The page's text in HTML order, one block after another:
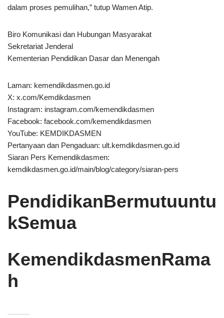
dalam proses pemulihan,” tutup Wamen Atip.
Biro Komunikasi dan Hubungan Masyarakat
Sekretariat Jenderal
Kementerian Pendidikan Dasar dan Menengah
Laman: kemendikdasmen.go.id
X: x.com/Kemdikdasmen
Instagram: instagram.com/kemendikdasmen
Facebook: facebook.com/kemendikdasmen
YouTube: KEMDIKDASMEN
Pertanyaan dan Pengaduan: ult.kemdikdasmen.go.id
Siaran Pers Kemendikdasmen:
kemdikdasmen.go.id/main/blog/category/siaran-pers
PendidikanBermutuuntu
kSemua
KemendikdasmenRama
h